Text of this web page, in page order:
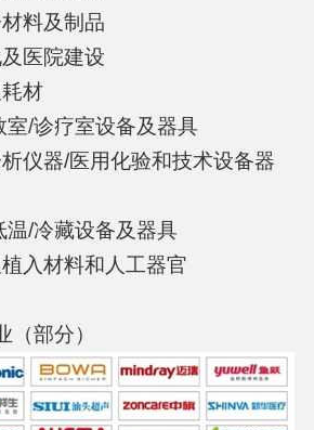
料及制品
医院建设
材
室/诊疗室设备及器具
仪器/医用化验和技术设备器
温/冷藏设备及器具
入材料和人工器官
（部分）